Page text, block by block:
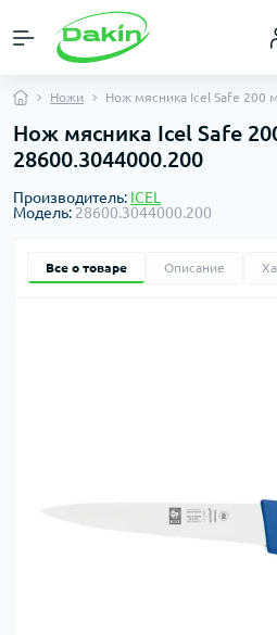
Ножи Нож мясника Icel Safe 200
Нож мясника Icel Safe
28600.3044000.200
Производитель: ICEL
Модель: 28600.3044000.200
Все о товаре Описание